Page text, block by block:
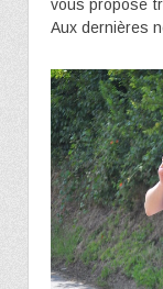
vous propose
Aux dernières